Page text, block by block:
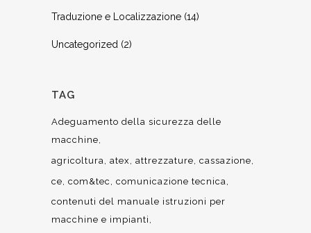
Traduzione e Localizzazione (14)
Uncategorized (2)
TAG
Adeguamento della sicurezza delle
macchine
agricoltura atex attrezzature cassazione
ce com&tec
comunicazione tecnica
contenuti del manuale istruzioni per
macchine e impianti